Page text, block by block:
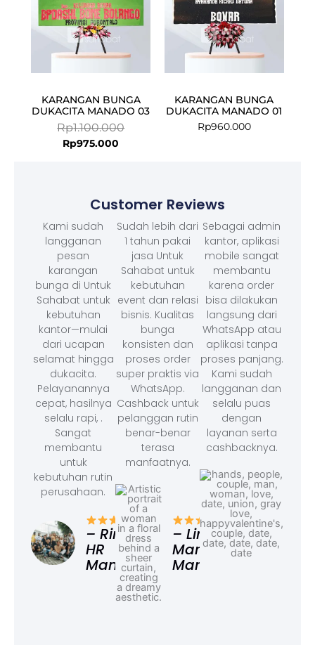
KARANGAN BUNGA
DUKACITA MANADO 03
Rp1.100.000
Rp975.000
KARANGAN BUNGA
DUKACITA MANADO 01
Rp960.000
Customer Reviews
Kami sudah
langganan
pesan
karangan
bunga di Untuk
Sahabat untuk
kebutuhan
kantor—mulai
dari ucapan
selamat hingga
dukacita.
Pelayanannya
cepat, hasilnya
selalu rapi, .
Sangat
membantu
untuk
kebutuhan rutin
perusahaan.
– Rina,
HR
Manager
Sudah lebih dari
1 tahun pakai
jasa Untuk
Sahabat untuk
kebutuhan
event dan relasi
bisnis. Kualitas
bunga
konsisten dan
proses order
super praktis via
WhatsApp.
Cashback untuk
pelanggan rutin
benar-benar
terasa
manfaatnya.
– Linda,
Marketing
Manager
Sebagai admin
kantor, aplikasi
mobile sangat
membantu
karena order
bisa dilakukan
langsung dari
WhatsApp atau
aplikasi tanpa
proses panjang.
Kami sudah
langganan dan
selalu puas
dengan
layanan serta
cashbacknya.